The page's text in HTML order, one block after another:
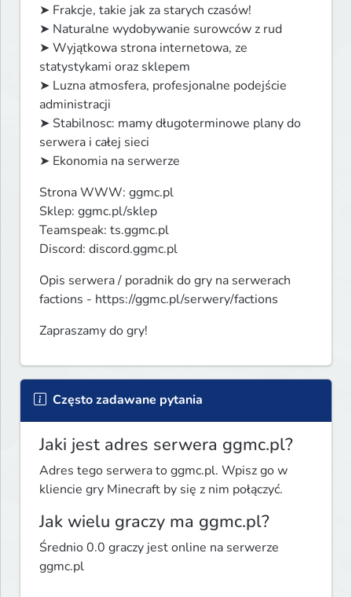
➤ Frakcje, takie jak za starych czasów!
➤ Naturalne wydobywanie surowców z rud
➤ Wyjątkowa strona internetowa, ze
statystykami oraz sklepem
➤ Luzna atmosfera, profesjonalne podejście
administracji
➤ Stabilnosc: mamy długoterminowe plany do
serwera i całej sieci
➤ Ekonomia na serwerze
Strona WWW: ggmc.pl
Sklep: ggmc.pl/sklep
Teamspeak: ts.ggmc.pl
Discord: discord.ggmc.pl
Opis serwera / poradnik do gry na serwerach
factions - https://ggmc.pl/serwery/factions
Zapraszamy do gry!
Często zadawane pytania
Jaki jest adres serwera ggmc.pl?
Adres tego serwera to ggmc.pl. Wpisz go w
kliencie gry Minecraft by się z nim połączyć.
Jak wielu graczy ma ggmc.pl?
Średnio 0.0 graczy jest online na serwerze
ggmc.pl